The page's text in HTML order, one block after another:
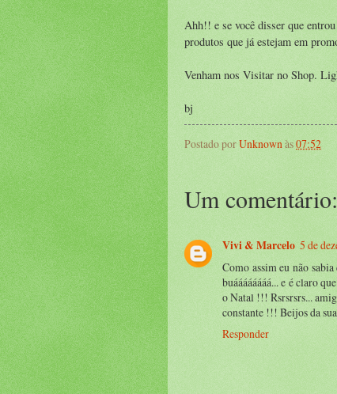
Ahh!! e se você disser que
produtos que já estejam em
Venham nos Visitar no Shop.
bj
Postado porUnknownàs07:52
Um comentário:
Vivi & Marcelo 5 de
Como assim eu não
buáááááááá... e é claro
o Natal !!! Rsrsrsrs...
constante !!! Beijos da
Responder